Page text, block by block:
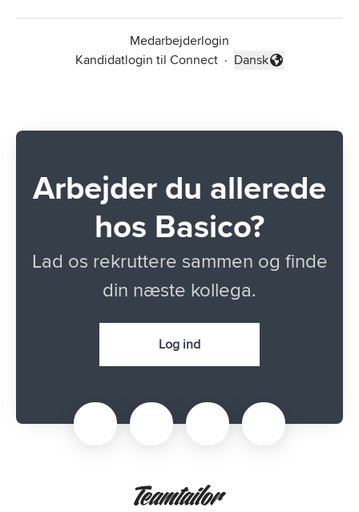
Medarbejderlogin
Kandidatlogin til Connect · Skift sprog
Dansk
Arbejder du allerede
hos Basico?
Lad os rekruttere sammen og finde
din næste kollega.
Log ind